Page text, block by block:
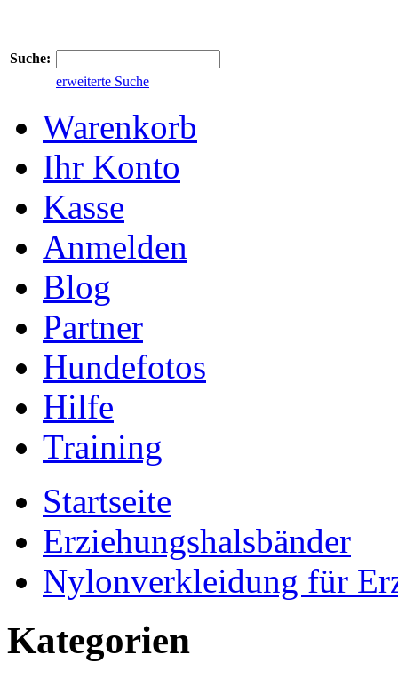
Suche:
erweiterte Suche
Warenkorb
Ihr Konto
Kasse
Anmelden
Blog
Partner
Hundefotos
Hilfe
Training
Startseite
Erziehungshalsbänder
Nylonverkleidung für
Kategorien